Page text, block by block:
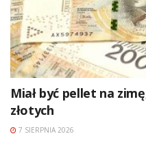
Miał być pellet na
złotych
7 SIERPNIA 2026